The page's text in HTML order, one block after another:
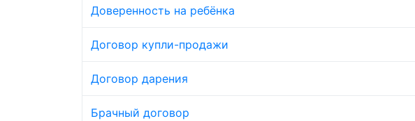
Доверенность на ребёнка
Договор купли-продажи
Договор дарения
Брачный договор